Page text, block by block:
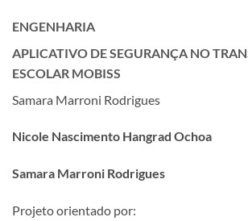
ENGENHARIA
APLICATIVO DE SEGURANÇA NO
ESCOLAR MOBISS
Samara Marroni Rodrigues
Nicole Nascimento Hangrad Ochoa
Samara Marroni Rodrigues
Projeto orientado por: